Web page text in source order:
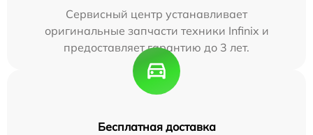
Сервисный центр устанавливает
оригинальные запчасти техники Infinix и
предоставляет гарантию до 3 лет.
Бесплатная доставка